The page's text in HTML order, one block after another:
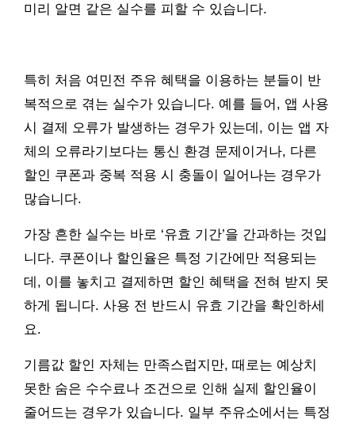
미리 알면 같은 실수를 피할 수 있습니다.
특히 처음 여민전 주유 혜택을 이용하는 분들이 반
복적으로 겪는 실수가 있습니다. 예를 들어, 앱 사용
시 결제 오류가 발생하는 경우가 있는데, 이는 앱 자
체의 오류라기보다는 통신 환경 문제이거나, 다른
할인 쿠폰과 중복 적용 시 충돌이 일어나는 경우가
많습니다.
가장 흔한 실수는 바로 ‘유효 기간’을 간과하는 것입
니다. 쿠폰이나 할인율은 특정 기간에만 적용되는
데, 이를 놓치고 결제하면 할인 혜택을 전혀 받지 못
하게 됩니다. 사용 전 반드시 유효 기간을 확인하세
요.
기름값 할인 자체는 만족스럽지만, 때로는 예상치
못한 숨은 수수료나 조건으로 인해 실제 할인율이
줄어드는 경우가 있습니다. 일부 주유소에서는 특정